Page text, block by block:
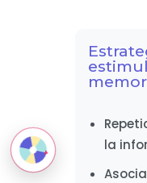
la